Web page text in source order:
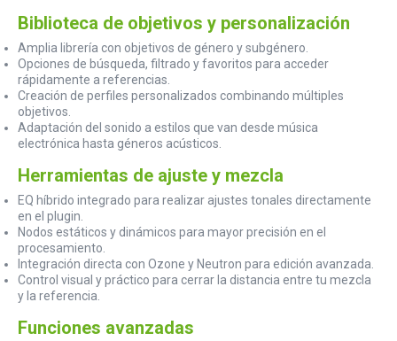
Biblioteca de objetivos y personalización
Amplia librería con objetivos de género y subgénero.
Opciones de búsqueda, filtrado y favoritos para acceder
rápidamente a referencias.
Creación de perfiles personalizados combinando múltiples
objetivos.
Adaptación del sonido a estilos que van desde música
electrónica hasta géneros acústicos.
Herramientas de ajuste y mezcla
EQ híbrido integrado para realizar ajustes tonales directamente
en el plugin.
Nodos estáticos y dinámicos para mayor precisión en el
procesamiento.
Integración directa con Ozone y Neutron para edición avanzada.
Control visual y práctico para cerrar la distancia entre tu mezcla
y la referencia.
Funciones avanzadas